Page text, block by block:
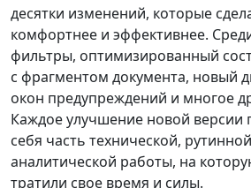
десятки изменений, которые
комфортнее и эффективнее.
фильтры, оптимизированный
с фрагментом документа, новый
окон предупреждений и многое
Каждое улучшение новой версии
себя часть технической,
аналитической работы, на
тратили свое время и силы.